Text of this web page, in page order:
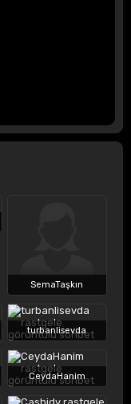
SemaTaşkın
turbanlisevda
CeydaHanim